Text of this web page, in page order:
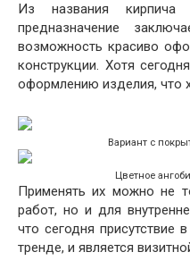
Из названия
предназначение
возможность красиво
конструкции. Хотя
оформлению изделия, что
Вариант с
Цветное
Применять их можно не
работ, но и для
что сегодня присутствие
тренде, и является